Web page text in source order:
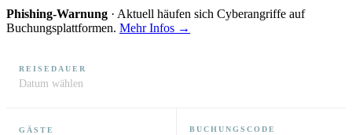
Phishing-Warnung · Aktuell häufen sich Cyberangriffe auf
Buchungsplattformen. Mehr Infos →
REISEDAUER
Datum wählen
GÄSTE BUCHUNGSCODE